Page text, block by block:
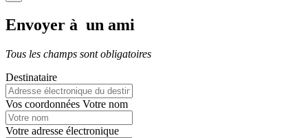
Envoyer à un ami
Tous les champs sont obligatoires
Destinataire
Vos coordonnées Votre nom
Votre adresse électronique